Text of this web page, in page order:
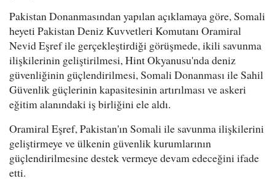
Pakistan Donanmasından yapılan açıklamaya göre, Somali
heyeti Pakistan Deniz Kuvvetleri Komutanı Oramiral
Nevid Eşref ile gerçekleştirdiği görüşmede, ikili savunma
ilişkilerinin geliştirilmesi, Hint Okyanusu'nda deniz
güvenliğinin güçlendirilmesi, Somali Donanması ile Sahil
Güvenlik güçlerinin kapasitesinin artırılması ve askeri
eğitim alanındaki iş birliğini ele aldı.
Oramiral Eşref, Pakistan'ın Somali ile savunma ilişkilerini
geliştirmeye ve ülkenin güvenlik kurumlarının
güçlendirilmesine destek vermeye devam edeceğini ifade
etti.